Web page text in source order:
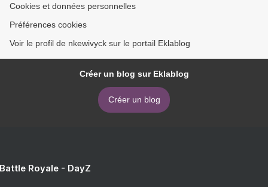
Cookies et données personnelles
Préférences cookies
Voir le profil de nkewivyck sur le portail Eklablog
Créer un blog sur Eklablog
Créer un blog
Royale - DayZ